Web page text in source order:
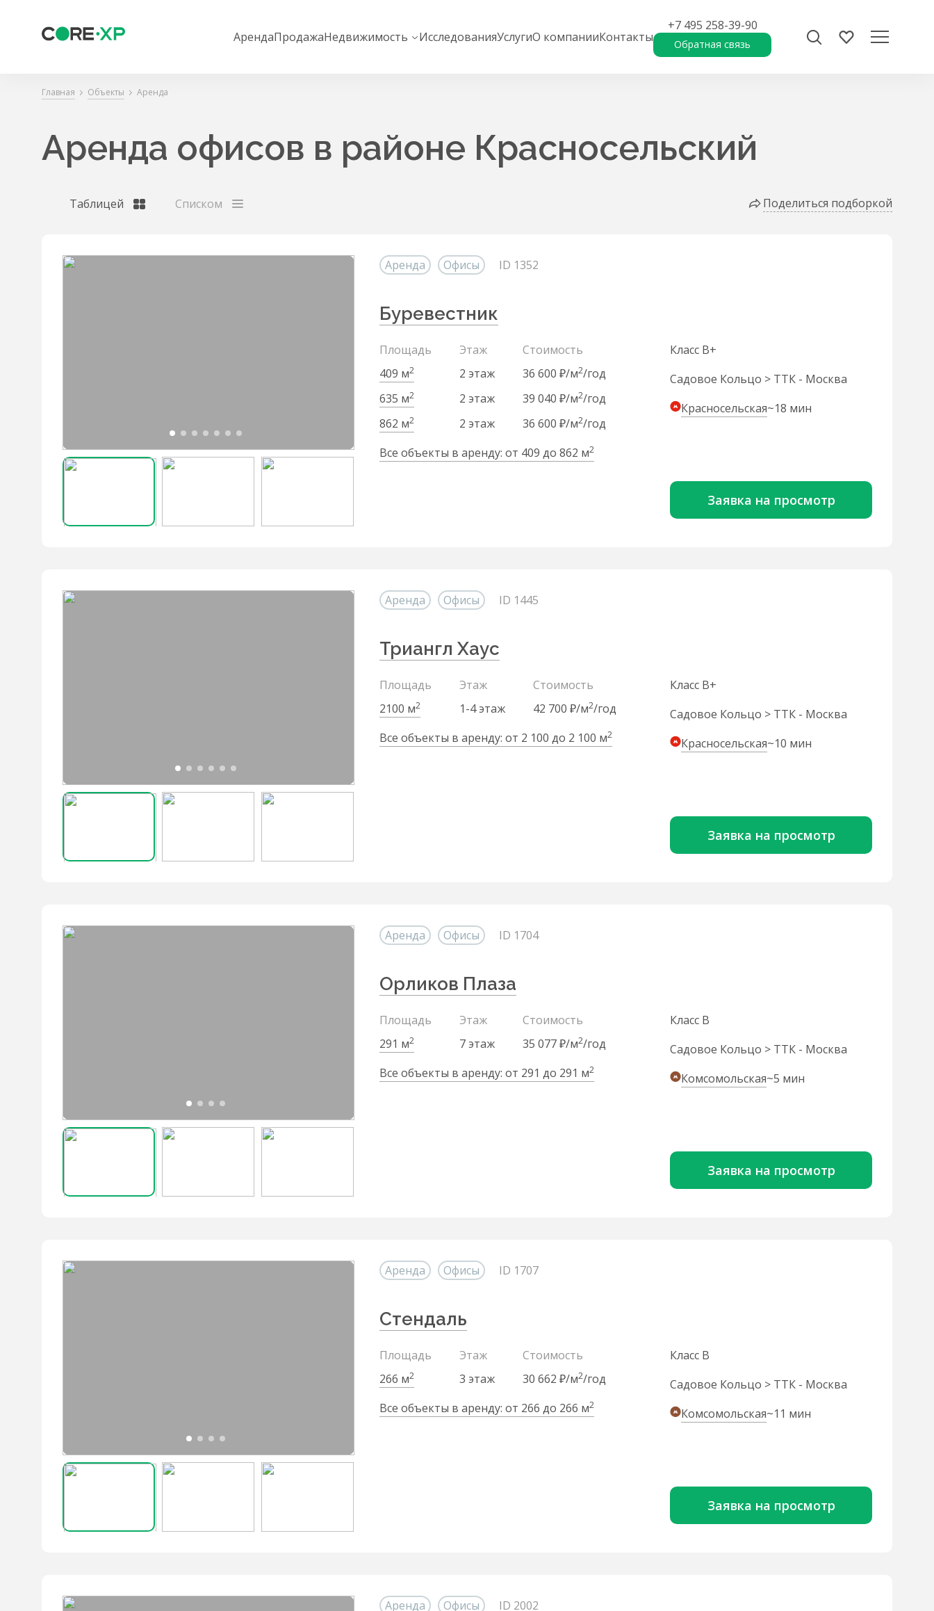
АрендаПродажаНедвижимость ИсследованияУслугиО компанииКонтакты
+7 495 258-39-90
Обратная связь
Главная Объекты Аренда
Аренда офисов в районе Красносельский
Таблицей Списком Поделиться подборкой
Аренда Офисы ID 1352
Буревестник
Площадь Этаж
Стоимость
409 м2 2 этаж 36 600 ₽/м2/год
635 м2 2 этаж 39 040 ₽/м2/год
862 м2 2 этаж 36 600 ₽/м2/год
Все объекты в аренду: от 409 до 862 м2
Класс B+
Садовое Кольцо > ТТК - Москва
Красносельская~18 мин
Заявка на просмотр
Аренда Офисы ID 1445
Триангл Хаус
Площадь Этаж
Стоимость
2100 м2 1-4 этаж 42 700 ₽/м2/год
Все объекты в аренду: от 2 100 до 2 100 м2
Класс B+
Садовое Кольцо > ТТК - Москва
Красносельская~10 мин
Заявка на просмотр
Аренда Офисы ID 1704
Орликов Плаза
Площадь Этаж
Стоимость
291 м2 7 этаж 35 077 ₽/м2/год
Все объекты в аренду: от 291 до 291 м2
Класс B
Садовое Кольцо > ТТК - Москва
Комсомольская~5 мин
Заявка на просмотр
Аренда Офисы ID 1707
Стендаль
Площадь Этаж
Стоимость
266 м2 3 этаж 30 662 ₽/м2/год
Все объекты в аренду: от 266 до 266 м2
Класс B
Садовое Кольцо > ТТК - Москва
Комсомольская~11 мин
Заявка на просмотр
Аренда Офисы ID 2002